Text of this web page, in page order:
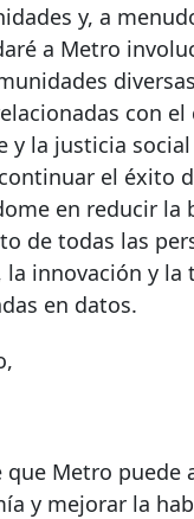
y, a
a Metro
con
y la justicia
el éxito
en reducir la
de todas las
la innovación y la
en datos.
que Metro puede
y mejorar la